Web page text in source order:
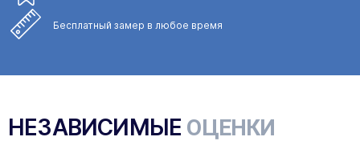
Бесплатный замер в любое время
НЕЗАВИСИМЫЕ ОЦЕНКИ